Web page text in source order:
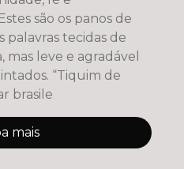
são os panos de
tecidas de
mas leve e agradável
“Tiquim de
brasile
mais